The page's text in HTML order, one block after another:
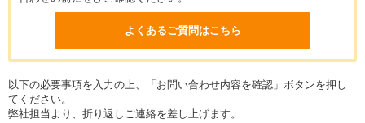
以下の必要事項を入力の上、「お問い合わせ内容を確認」ボタンを押し
てください。
弊社担当より、折り返しご連絡を差し上げます。